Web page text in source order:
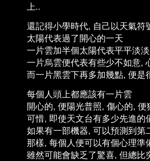
上..
還記得小學時代, 自己以天氣符
太陽代表過了開心的一天
一片雲加半個太陽代表平平淡淡
一片烏雲便代表有些少不如意,
而一片黑雲下再多加幾點, 便是
每個人頭上都應該有一片雲
開心的, 便陽光普照, 傷心的, 便
可惜, 即使天文台有多少先進的
如果有一部機器, 可以預測到第
那樣, 每個人便可以有個心理準
雖然可能會缺乏了驚喜, 但總